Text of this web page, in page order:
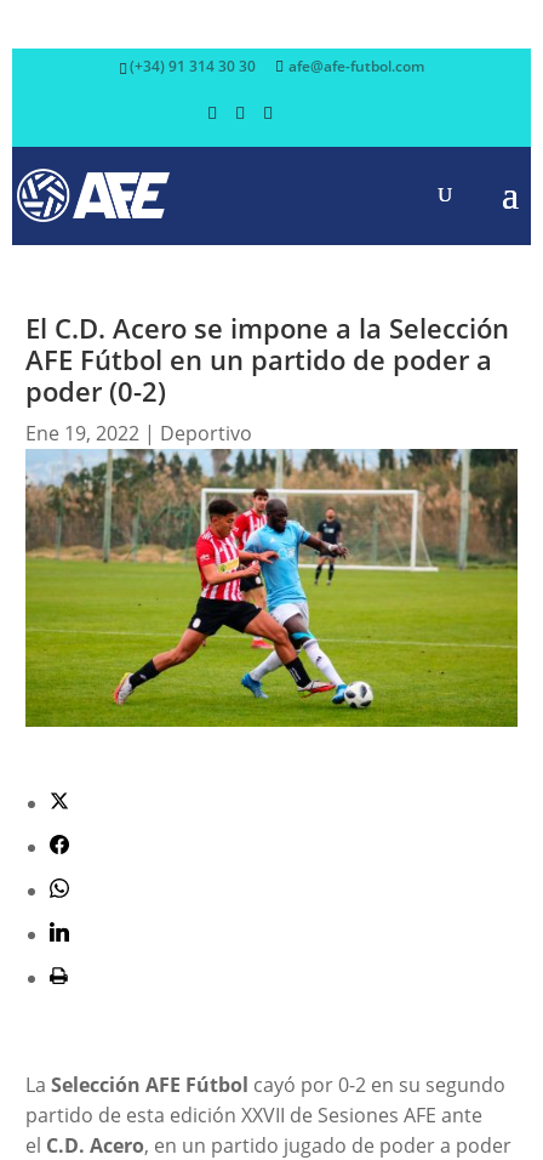
(+34) 91 314 30 30 afe@afe-futbol.com
El C.D. Acero se impone a la Selección
AFE Fútbol en un partido de poder a
poder (0-2)
Ene 19, 2022| Deportivo
La Selección AFE Fútbol cayó por 0-2 en su segundo
partido de esta edición XXVII de Sesiones AFE ante
el C.D. Acero, en un partido jugado de poder a poder